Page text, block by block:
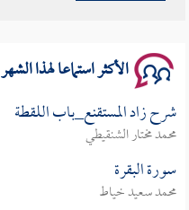
الأكثر استماعا لهذا الشهر
شرح زاد المستقنع_باب اللقطة
محمد مختار الشنقيطي
سورة البقرة
محمد سعيد خياط